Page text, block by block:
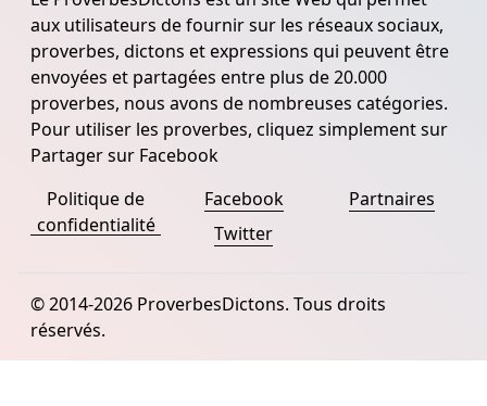
aux utilisateurs de fournir sur les réseaux sociaux,
proverbes, dictons et expressions qui peuvent être
envoyées et partagées entre plus de 20.000
proverbes, nous avons de nombreuses catégories.
Pour utiliser les proverbes, cliquez simplement sur
Partager sur Facebook
Politique de
confidentialité
Facebook
Twitter
Partnaires
© 2014-2026 ProverbesDictons. Tous droits
réservés.